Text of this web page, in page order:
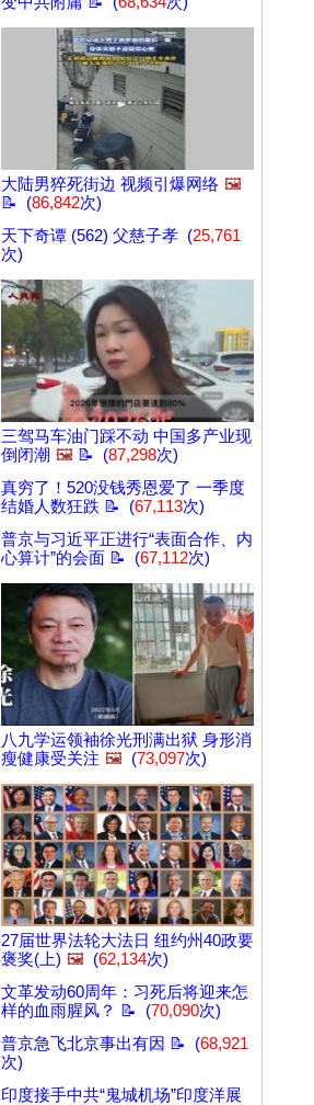
大陆男猝死街边 视频引爆网络 🖼️
📝 (86,842次)
天下奇谭 (562) 父慈子孝 (25,761
次)
三驾马车油门踩不动 中国多产业现
倒闭潮 🖼️ 📝 (87,298次)
真穷了！520没钱秀恩爱了 一季度
结婚人数狂跌 📝 (67,113次)
普京与习近平正进行“表面合作、内
心算计”的会面 📝 (67,112次)
八九学运领袖徐光刑满出狱 身形消
瘦健康受关注 🖼️ (73,097次)
27届世界法轮大法日 纽约州40政要
褒奖(上) 🖼️ (62,134次)
文革发动60周年：习死后将迎来怎
样的血雨腥风？ 📝 (70,090次)
普京急飞北京事出有因 📝 (68,921
次)
印度接手中共“鬼城机场”印度洋展